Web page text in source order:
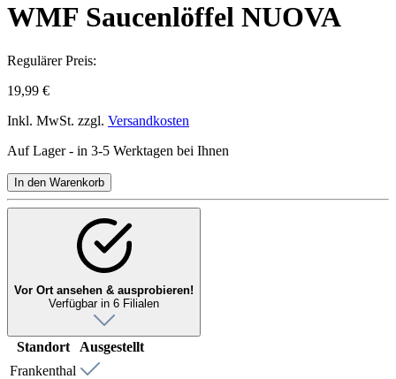
WMF Saucenlöffel NUOVA
Regulärer Preis:
19,99 €
Inkl. MwSt. zzgl. Versandkosten
Auf Lager - in 3-5 Werktagen bei Ihnen
In den Warenkorb
Vor Ort ansehen & ausprobieren!
Verfügbar in 6 Filialen
Standort
Ausgestellt
Frankenthal